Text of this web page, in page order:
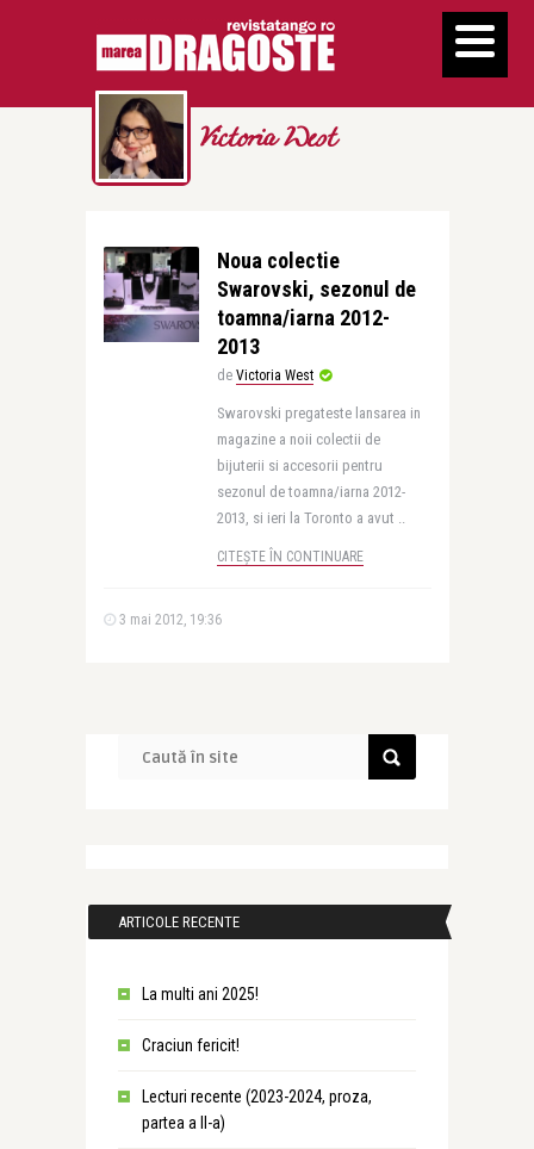
Victoria West
Noua colectie
Swarovski, sezonul de
toamna/iarna 2012-
2013
de Victoria West
Swarovski pregateste lansarea in
magazine a noii colectii de
bijuterii si accesorii pentru
sezonul de toamna/iarna 2012-
2013, si ieri la Toronto a avut ..
CITEȘTE ÎN CONTINUARE
3 mai 2012, 19:36
ARTICOLE RECENTE
La multi ani 2025!
Craciun fericit!
Lecturi recente (2023-2024, proza,
partea a II-a)